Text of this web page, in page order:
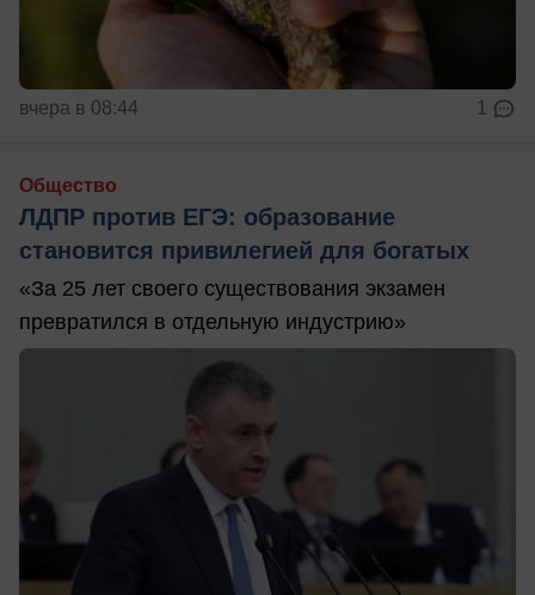
вчера в 08:44 1
Общество
ЛДПР против ЕГЭ: образование
становится привилегией для богатых
«За 25 лет своего существования экзамен
превратился в отдельную индустрию»